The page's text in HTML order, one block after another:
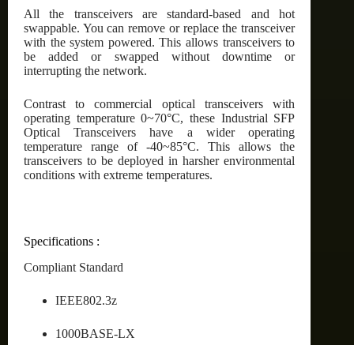
All the transceivers are standard-based and hot
swappable. You can remove or replace the transceiver
with the system powered. This allows transceivers to
be added or swapped without downtime or
interrupting the network.
Contrast to commercial optical transceivers with
operating temperature 0~70°C, these Industrial SFP
Optical Transceivers have a wider operating
temperature range of -40~85°C. This allows the
transceivers to be deployed in harsher environmental
conditions with extreme temperatures.
Specifications :
Compliant Standard
IEEE802.3z
1000BASE-LX